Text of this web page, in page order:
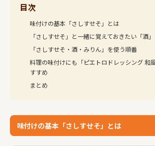
目次
味付けの基本「さしすせそ」とは
「さしすせそ」と一緒に覚えておきたい「酒」
「さしすせそ・酒・みりん」を使う順番
料理の味付けにも「ピエトロドレッシング 和
すすめ
まとめ
味付けの基本「さしすせそ」とは